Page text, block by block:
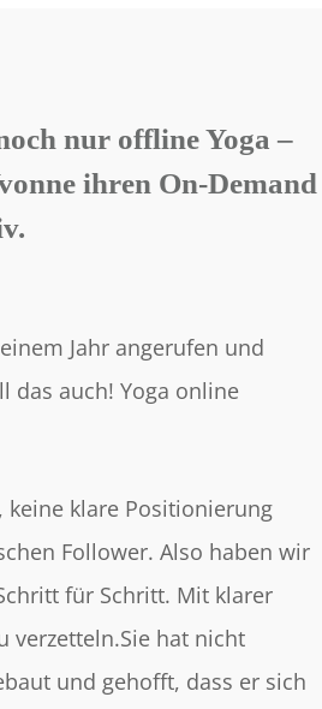
nur offline Yoga –
ihren On-Demand
Jahr angerufen und
das auch! Yoga online
keine klare Positionierung
Follower. Also haben wir
für Schritt. Mit klarer
verzetteln.Sie hat nicht
und gehofft, dass er sich